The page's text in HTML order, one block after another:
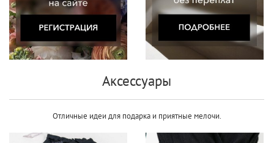
Аксессуары
Отличные идеи для подарка и приятные мелочи.